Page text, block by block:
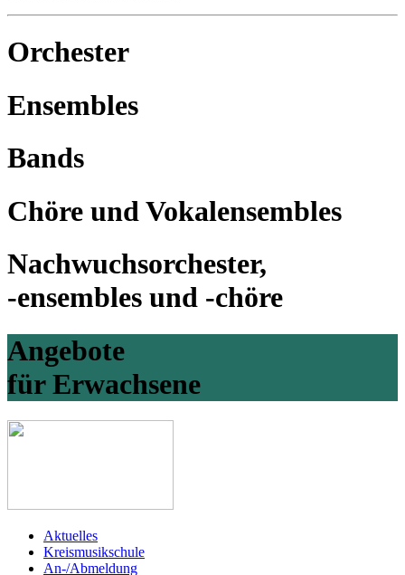
Orchester
Ensembles
Bands
Chöre und Vokalensembles
Nachwuchsorchester,
-ensembles und -chöre
Angebote
für Erwachsene
Aktuelles
Kreismusikschule
An-/Abmeldung